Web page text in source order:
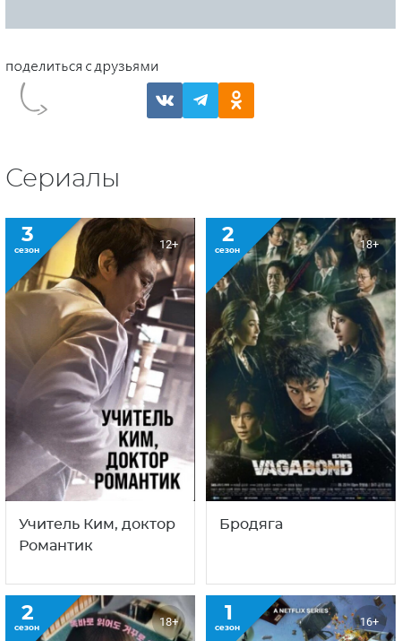
Сериалы
3
сезон 12+
Учитель Ким, доктор
Романтик
2
сезон 18+
Бродяга
2
сезон 18+ 1
сезон 16+